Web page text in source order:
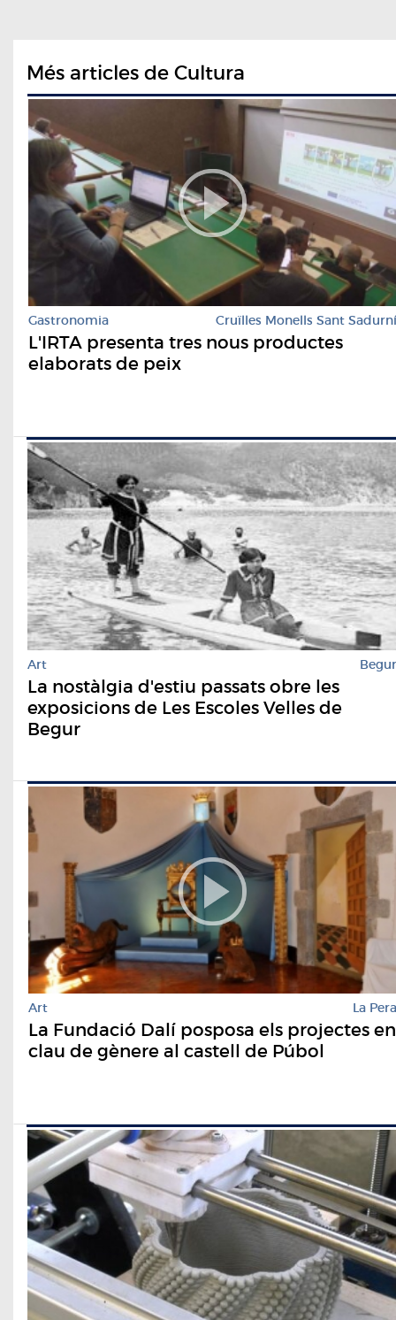
Més articles de Cultura
Gastronomia Cruïlles Monells Sant Sadurní
L'IRTA presenta tres nous productes
elaborats de peix
Art Begur
La nostàlgia d'estiu passats obre les
exposicions de Les Escoles Velles de
Begur
Art La Pera
La Fundació Dalí posposa els projectes en
clau de gènere al castell de Púbol